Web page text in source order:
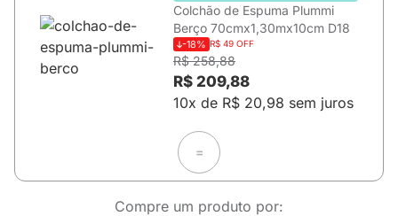
Colchão de Espuma Plummi
Berço 70cmx1,30mx10cm D18
-18% R$ 49 OFF
R$ 258,88
R$ 209,88
10x de R$ 20,98 sem juros
=
Compre um produto por: